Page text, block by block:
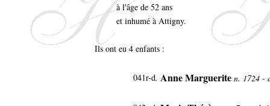
à l'âge de 52 ans
et inhumé à Attigny.
Ils ont eu 4 enfants :
041r-d. Anne Marguerite n. 1724 -